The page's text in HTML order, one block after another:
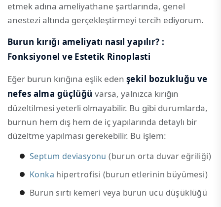
etmek adına ameliyathane şartlarında, genel
anestezi altında gerçekleştirmeyi tercih ediyorum.
Burun kırığı ameliyatı nasıl yapılır? :
Fonksiyonel ve Estetik Rinoplasti
Eğer burun kırığına eşlik eden şekil bozukluğu ve
nefes alma güçlüğü varsa, yalnızca kırığın
düzeltilmesi yeterli olmayabilir. Bu gibi durumlarda,
burnun hem dış hem de iç yapılarında detaylı bir
düzeltme yapılması gerekebilir. Bu işlem:
Septum deviasyonu (burun orta duvar eğriliği)
Konka hipertrofisi (burun etlerinin büyümesi)
Burun sırtı kemeri veya burun ucu düşüklüğü